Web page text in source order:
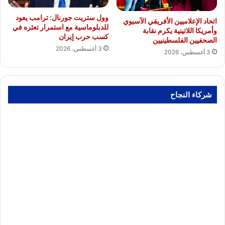
اتحاد الإعلاميين الأفريقي الآسيوي
وأمريكا اللاتينية يكرم نقابة
الصحفيين الفلسطينيين
3 أغسطس، 2026
وول ستريت جورنال: ترامب يعود
للدبلوماسية مع استمرار تعثره في
كسب حرب إيران
3 أغسطس، 2026
شركاء النجاح